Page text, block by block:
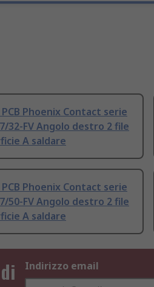
PCB Phoenix Contact serie
32-FV Angolo destro 2 file
A saldare
PCB Phoenix Contact serie
50-FV Angolo destro 2 file
A saldare
Indirizzo email